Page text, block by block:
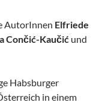
AutorInnen Elfriede
Cončić-Kaučić und
Habsburger
in einem